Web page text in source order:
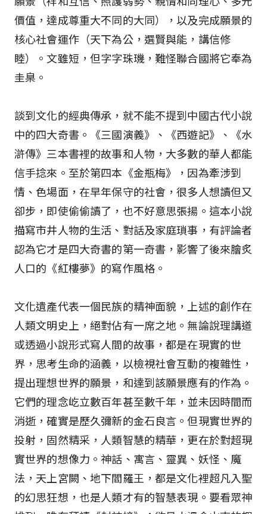
價值，達成尊重大不同的大同），以及完成願景的
核心社會運作（天下為公，選賢與能，講信修
睦）。文雖短，但字字珠璣，難怪聯合國將它奉為
圭臬。
談到文化的經典傳承，就不能不提到中國古代小說
中的四大奇書。《三國演義》、《西遊記》、《水
滸傳》三本書裡的故事和人物，大多數的華人都能
信手捻來。至於第四本《金瓶梅》，因為牽涉到
情、色場面，在早年保守的社會，很多人想讀但又
卻步，即使偷偷讀了，也不好意思張揚。這本小說
描寫市井人物的生活、對話及家庭瑣事，有評論者
認為它才是四大奇書的第一奇書，影響了後來膾炙
人口的《紅樓夢》的寫作風格。
文化遺產代表一個民族的精神面貌，上述的創作在
人類文明史上，絕對佔有一席之地。無論說理講道
或透過小說形式寫人間的故事，都是在現實的世
界，思考生命的涵義，以檢視社會互動的複雜性，
提出理想世界的願景，和達到該願景應有的作為。
它們的理念屹立數百年甚至數千年，並未因時間而
消逝，確實是歷久彌新的金石良言。但現實世界的
投射，固然精采，人類智慧的精華，更在於對超現
實世界的想像力。神話、寓言、靈異、妖怪、魔
法，天上宮闕、地下閻羅王，都是文化裡超凡入聖
的幻思狂想，也是人類才有的智慧表現。要看眾神